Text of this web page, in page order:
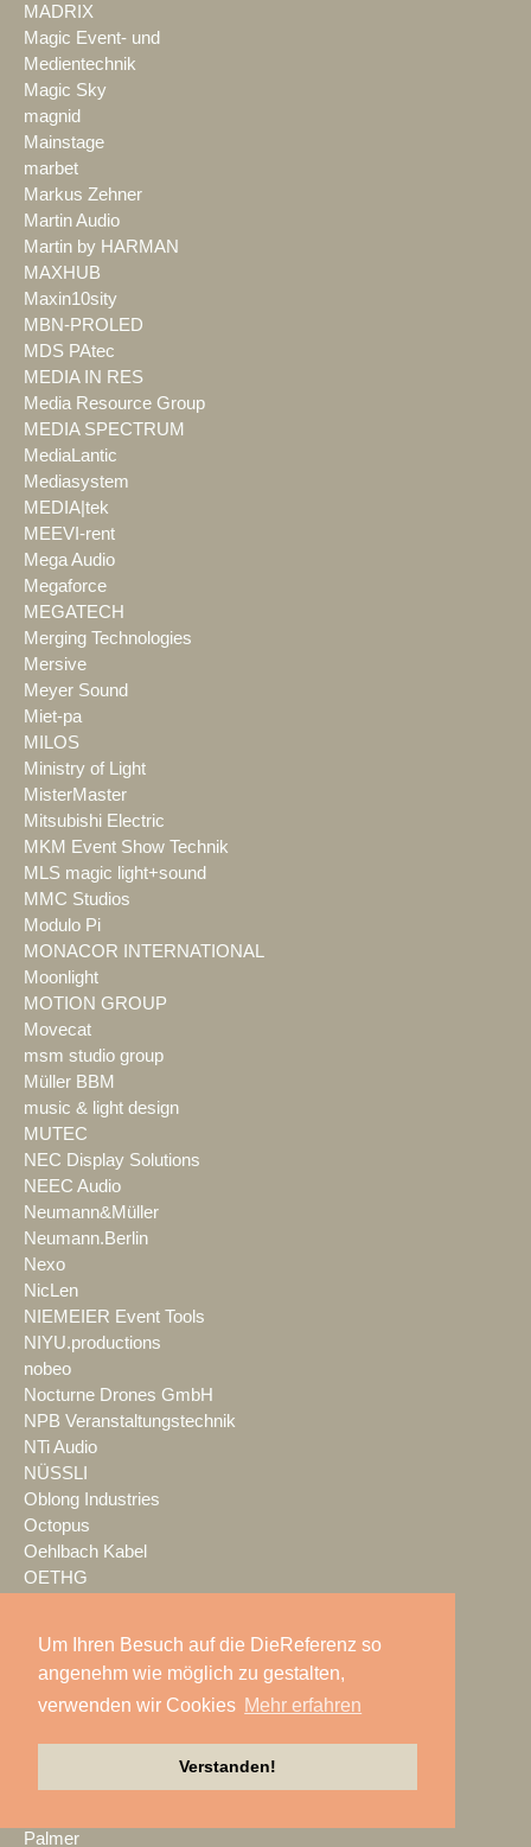
Um Ihren Besuch auf die DieReferenz so
angenehm wie möglich zu gestalten,
verwenden wir Cookies Mehr erfahren
Verstanden!
MADRIX
Magic Event- und
Medientechnik
Magic Sky
magnid
Mainstage
marbet
Markus Zehner
Martin Audio
Martin by HARMAN
MAXHUB
Maxin10sity
MBN-PROLED
MDS PAtec
MEDIA IN RES
Media Resource Group
MEDIA SPECTRUM
MediaLantic
Mediasystem
MEDIA|tek
MEEVI-rent
Mega Audio
Megaforce
MEGATECH
Merging Technologies
Mersive
Meyer Sound
Miet-pa
MILOS
Ministry of Light
MisterMaster
Mitsubishi Electric
MKM Event Show Technik
MLS magic light+sound
MMC Studios
Modulo Pi
MONACOR INTERNATIONAL
Moonlight
MOTION GROUP
Movecat
msm studio group
Müller BBM
music & light design
MUTEC
NEC Display Solutions
NEEC Audio
Neumann&Müller
Neumann.Berlin
Nexo
NicLen
NIEMEIER Event Tools
NIYU.productions
nobeo
Nocturne Drones GmbH
NPB Veranstaltungstechnik
NTi Audio
NÜSSLI
Oblong Industries
Octopus
Oehlbach Kabel
OETHG
Optimahl Catering
Optocore
ORANGE PRODUCTION DG
P2 Veranstaltungstechnik
Palmer